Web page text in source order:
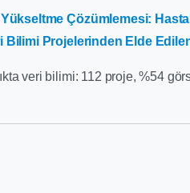
Çözümlemesi:
Bilimi Projelerinden Elde
veri bilimi: 112 proje, %54